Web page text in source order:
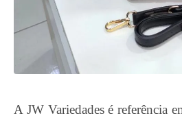
A JW Variedades é referência